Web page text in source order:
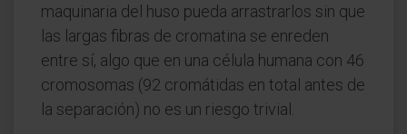
maquinaria del huso pueda arrastrarlos sin que
las largas fibras de cromatina se enreden
entre sí, algo que en una célula humana con 46
cromosomas (92 cromátidas en total antes de
la separación) no es un riesgo trivial.